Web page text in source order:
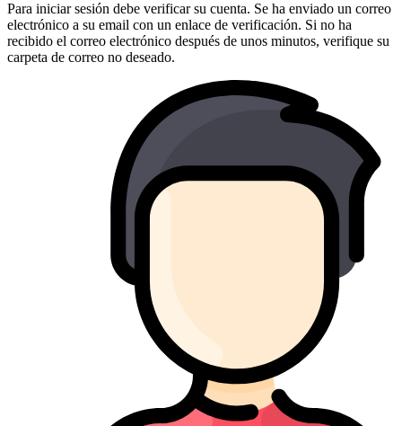
Para iniciar sesión debe verificar su cuenta. Se ha enviado un correo
electrónico a su email con un enlace de verificación. Si no ha
recibido el correo electrónico después de unos minutos, verifique su
carpeta de correo no deseado.